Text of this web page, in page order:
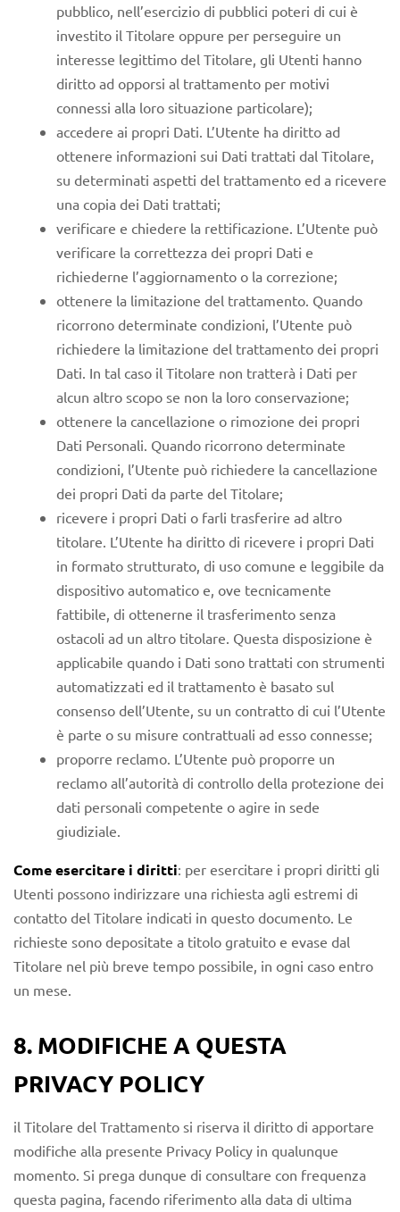
pubblico, nell’esercizio di pubblici poteri di cui è
investito il Titolare oppure per perseguire un
interesse legittimo del Titolare, gli Utenti hanno
diritto ad opporsi al trattamento per motivi
connessi alla loro situazione particolare);
accedere ai propri Dati. L’Utente ha diritto ad
ottenere informazioni sui Dati trattati dal Titolare,
su determinati aspetti del trattamento ed a ricevere
una copia dei Dati trattati;
verificare e chiedere la rettificazione. L’Utente può
verificare la correttezza dei propri Dati e
richiederne l’aggiornamento o la correzione;
ottenere la limitazione del trattamento. Quando
ricorrono determinate condizioni, l’Utente può
richiedere la limitazione del trattamento dei propri
Dati. In tal caso il Titolare non tratterà i Dati per
alcun altro scopo se non la loro conservazione;
ottenere la cancellazione o rimozione dei propri
Dati Personali. Quando ricorrono determinate
condizioni, l’Utente può richiedere la cancellazione
dei propri Dati da parte del Titolare;
ricevere i propri Dati o farli trasferire ad altro
titolare. L’Utente ha diritto di ricevere i propri Dati
in formato strutturato, di uso comune e leggibile da
dispositivo automatico e, ove tecnicamente
fattibile, di ottenerne il trasferimento senza
ostacoli ad un altro titolare. Questa disposizione è
applicabile quando i Dati sono trattati con strumenti
automatizzati ed il trattamento è basato sul
consenso dell’Utente, su un contratto di cui l’Utente
è parte o su misure contrattuali ad esso connesse;
proporre reclamo. L’Utente può proporre un
reclamo all’autorità di controllo della protezione dei
dati personali competente o agire in sede
giudiziale.
Come esercitare i diritti: per esercitare i propri diritti gli
Utenti possono indirizzare una richiesta agli estremi di
contatto del Titolare indicati in questo documento. Le
richieste sono depositate a titolo gratuito e evase dal
Titolare nel più breve tempo possibile, in ogni caso entro
un mese.
8. MODIFICHE A QUESTA
PRIVACY POLICY
il Titolare del Trattamento si riserva il diritto di apportare
modifiche alla presente Privacy Policy in qualunque
momento. Si prega dunque di consultare con frequenza
questa pagina, facendo riferimento alla data di ultima